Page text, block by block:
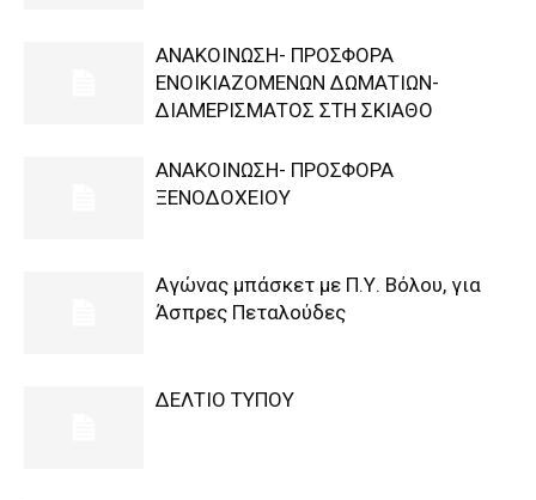
ΑΝΑΚΟΙΝΩΣΗ- ΠΡΟΣΦΟΡΑ
ΕΝΟΙΚΙΑΖΟΜΕΝΩΝ ΔΩΜΑΤΙΩΝ-
ΔΙΑΜΕΡΙΣΜΑΤΟΣ ΣΤΗ ΣΚΙΑΘΟ
ΑΝΑΚΟΙΝΩΣΗ- ΠΡΟΣΦΟΡΑ
ΞΕΝΟΔΟΧΕΙΟΥ
Αγώνας μπάσκετ με Π.Υ. Βόλου, για
Άσπρες Πεταλούδες
ΔΕΛΤΙΟ ΤΥΠΟΥ